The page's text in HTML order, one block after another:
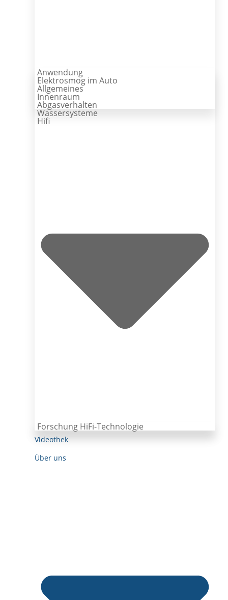
Anwendung
Elektrosmog im Auto
Allgemeines
Innenraum
Abgasverhalten
Wassersysteme
Hifi
Forschung HiFi-Technologie
Videothek
Über uns